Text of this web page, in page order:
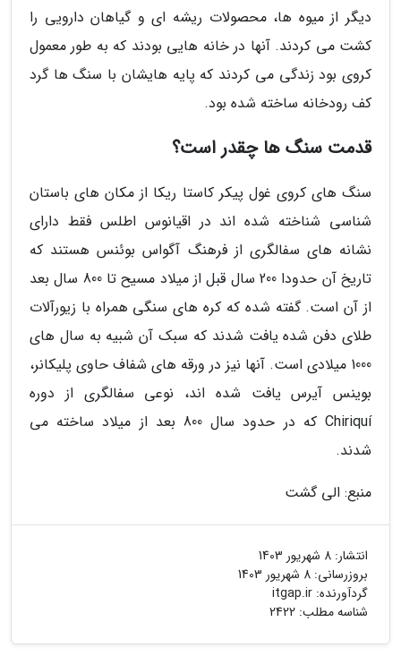
دیگر از میوه ها، محصولات ریشه ای و گیاهان دارویی را
کشت می کردند. آنها در خانه هایی بودند که به طور معمول
کروی بود زندگی می کردند که پایه هایشان با سنگ ها گرد
کف رودخانه ساخته شده بود.
قدمت سنگ ها چقدر است؟
سنگ های کروی غول پیکر کاستا ریکا از مکان های باستان
شناسی شناخته شده اند در اقیانوس اطلس فقط دارای
نشانه های سفالگری از فرهنگ آگواس بوئنس هستند که
تاریخ آن حدودا 200 سال قبل از میلاد مسیح تا 800 سال بعد
از آن است. گفته شده که کره های سنگی همراه با زیورآلات
طلای دفن شده یافت شدند که سبک آن شبیه به سال های
1000 میلادی است. آنها نیز در ورقه های شفاف حاوی پلیکانر،
بوینس آیرس یافت شده اند، نوعی سفالگری از دوره
Chiriquí که در حدود سال 800 بعد از میلاد ساخته می
شدند.
منبع: الی گشت
انتشار: 8 شهریور 1403
بروزرسانی: 8 شهریور 1403
گردآورنده: itgap.ir
شناسه مطلب: 2422